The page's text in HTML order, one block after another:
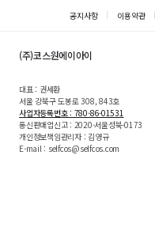
공지사항 이용약관
(주)코스원에이아이
대표 : 권세환
서울 강북구 도봉로 308, 843호
사업자등록번호 : 780-86-01531
통신판매업신고 : 2020-서울성북-0173
개인정보책임관리자 : 김영규
E-mail : selfcos@selfcos.com